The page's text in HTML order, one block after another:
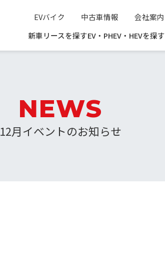
EVバイク 中古車情報 会社案内
新車リースを探すEV・PHEV・HEVを探す
NEWS
12月イベントのお知らせ